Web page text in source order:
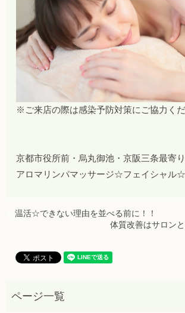
※ご来店の際は感染予防対策にご協力くだ
京都市役所前・烏丸御池・京阪三条最寄
アロマリンパマッサージ☆フェイシャル
温活☆できない理由を並べる前に！！
体質改善はサロン